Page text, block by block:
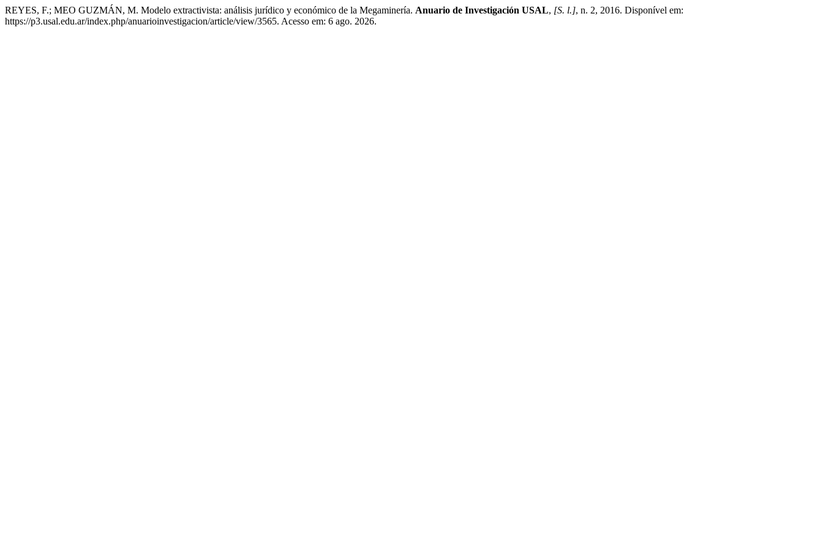
REYES, F.; MEO GUZMÁN, M. Modelo extractivista: análisis jurídico y económico de la Megaminería. Anuario de Investigación USAL, [S. l.], n. 2, 2016. Disponível em:
https://p3.usal.edu.ar/index.php/anuarioinvestigacion/article/view/3565. Acesso em: 6 ago. 2026.